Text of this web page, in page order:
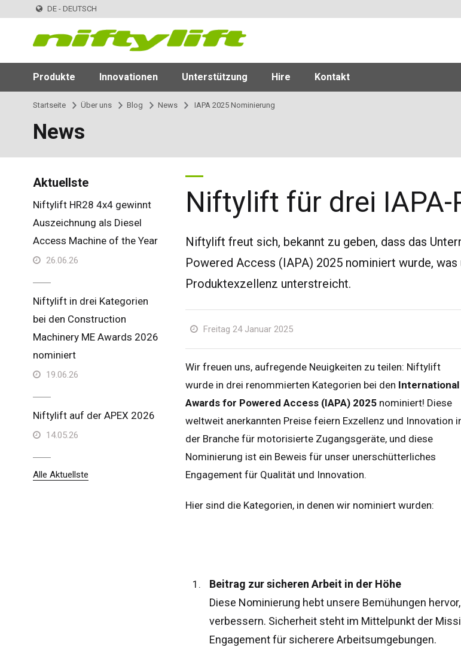
DE - DEUTSCH
Produkte Innovationen Unterstützung Hire Kontakt
Startseite Über uns Blog News IAPA 2025 Nominierung
News
Niftylift für drei
Niftylift freut sich, bekannt zu geben, dass das
Powered Access (IAPA) 2025 nominiert wurde,
Produktexzellenz unterstreicht.
Freitag 24 Januar 2025
Wir freuen uns, aufregende Neuigkeiten zu teilen: Niftylift
wurde in drei renommierten Kategorien bei den International
Awards for Powered Access (IAPA) 2025nominiert! Diese
weltweit anerkannten Preise feiern Exzellenz und Innovation
der Branche für motorisierte Zugangsgeräte, und diese
Nominierung ist ein Beweis für unser unerschütterliches
Engagement für Qualität und Innovation.
Hier sind die Kategorien, in denen wir nominiert wurden:
Beitrag zur sicheren Arbeit in der Höhe
Diese Nominierung hebt unsere Bemühungen
verbessern. Sicherheit steht im Mittelpunkt der
Engagement für sicherere Arbeitsumgebungen.
Aktuellste
Niftylift HR28 4x4 gewinnt
Auszeichnung als Diesel
Access Machine of the Year
26.06.26
Niftylift in drei Kategorien
bei den Construction
Machinery ME Awards 2026
nominiert
19.06.26
Niftylift auf der APEX 2026
14.05.26
Alle Aktuellste